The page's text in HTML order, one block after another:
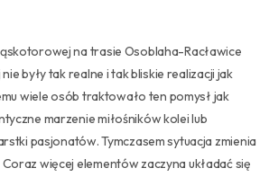
na trasie Osoblaha-Racławice
były tak realne i tak bliskie realizacji jak
wiele osób traktowało ten pomysł jak
marzenie miłośników kolei lub
pasjonatów. Tymczasem sytuacja zmienia
więcej elementów zaczyna układać się